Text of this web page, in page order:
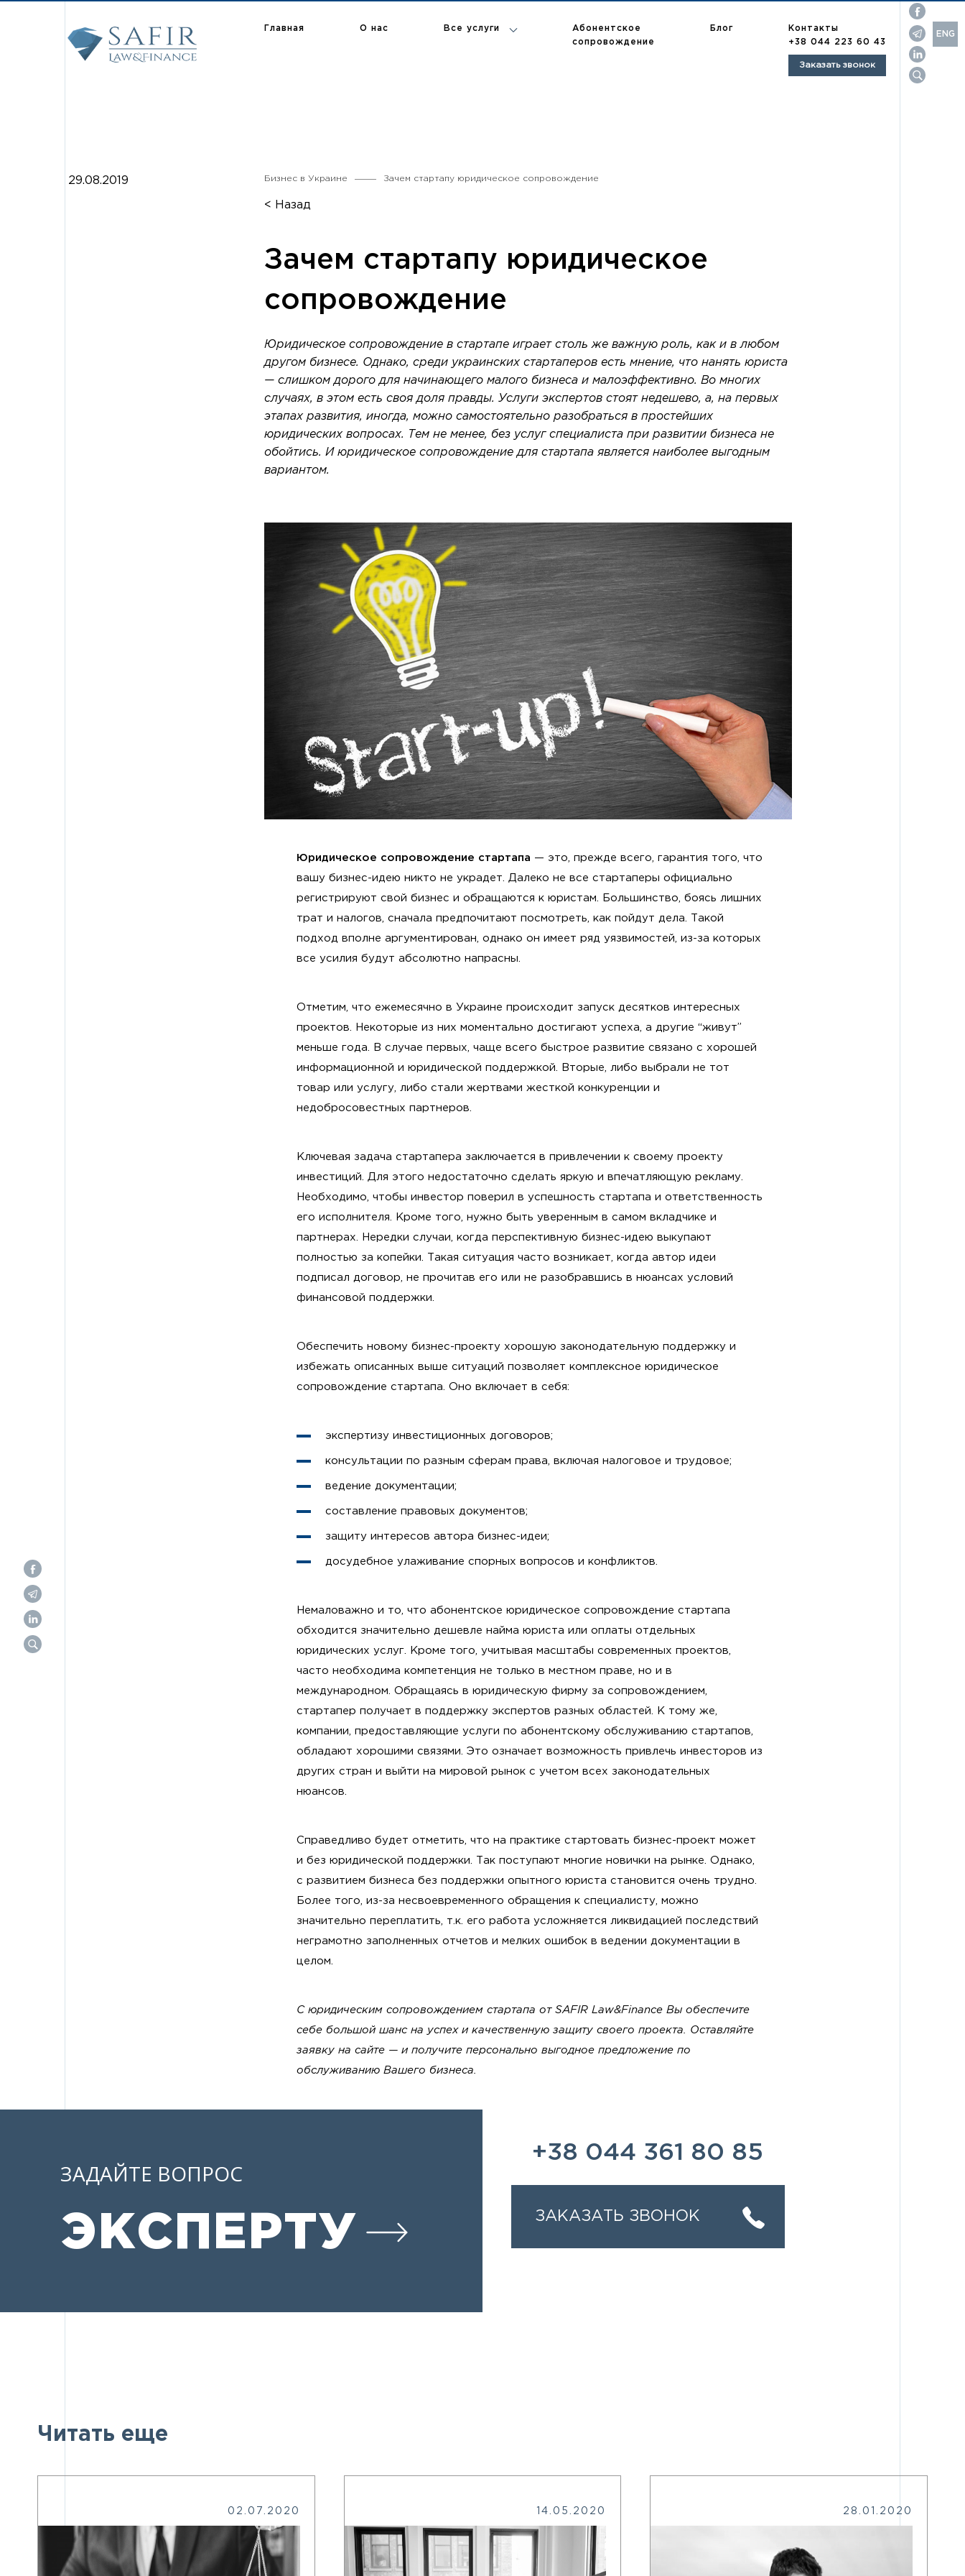
Главная О нас Все услуги
Абонентское
сопровождение
Блог
Контакты
+38 044 223 60 43
Заказать звонок
ENG
29.08.2019 Бизнес в Украине Зачем стартапу юридическое сопровождение
< Назад
Зачем стартапу юридическое
сопровождение
Юридическое сопровождение в стартапе играет столь же важную роль, как и в любом
другом бизнесе. Однако, среди украинских стартаперов есть мнение, что нанять юриста
— слишком дорого для начинающего малого бизнеса и малоэффективно. Во многих
случаях, в этом есть своя доля правды. Услуги экспертов стоят недешево, а, на первых
этапах развития, иногда, можно самостоятельно разобраться в простейших
юридических вопросах. Тем не менее, без услуг специалиста при развитии бизнеса не
обойтись. И юридическое сопровождение для стартапа является наиболее выгодным
вариантом.
Юридическое сопровождение стартапа — это, прежде всего, гарантия того, что
вашу бизнес-идею никто не украдет. Далеко не все стартаперы официально
регистрируют свой бизнес и обращаются к юристам. Большинство, боясь лишних
трат и налогов, сначала предпочитают посмотреть, как пойдут дела. Такой
подход вполне аргументирован, однако он имеет ряд уязвимостей, из-за которых
все усилия будут абсолютно напрасны.
Отметим, что ежемесячно в Украине происходит запуск десятков интересных
проектов. Некоторые из них моментально достигают успеха, а другие “живут”
меньше года. В случае первых, чаще всего быстрое развитие связано с хорошей
информационной и юридической поддержкой. Вторые, либо выбрали не тот
товар или услугу, либо стали жертвами жесткой конкуренции и
недобросовестных партнеров.
Ключевая задача стартапера заключается в привлечении к своему проекту
инвестиций. Для этого недостаточно сделать яркую и впечатляющую рекламу.
Необходимо, чтобы инвестор поверил в успешность стартапа и ответственность
его исполнителя. Кроме того, нужно быть уверенным в самом вкладчике и
партнерах. Нередки случаи, когда перспективную бизнес-идею выкупают
полностью за копейки. Такая ситуация часто возникает, когда автор идеи
подписал договор, не прочитав его или не разобравшись в нюансах условий
финансовой поддержки.
Обеспечить новому бизнес-проекту хорошую законодательную поддержку и
избежать описанных выше ситуаций позволяет комплексное юридическое
сопровождение стартапа. Оно включает в себя:
экспертизу инвестиционных договоров;
консультации по разным сферам права, включая налоговое и трудовое;
ведение документации;
составление правовых документов;
защиту интересов автора бизнес-идеи;
досудебное улаживание спорных вопросов и конфликтов.
Немаловажно и то, что абонентское юридическое сопровождение стартапа
обходится значительно дешевле найма юриста или оплаты отдельных
юридических услуг. Кроме того, учитывая масштабы современных проектов,
часто необходима компетенция не только в местном праве, но и в
международном. Обращаясь в юридическую фирму за сопровождением,
стартапер получает в поддержку экспертов разных областей. К тому же,
компании, предоставляющие услуги по абонентскому обслуживанию стартапов,
обладают хорошими связями. Это означает возможность привлечь инвесторов из
других стран и выйти на мировой рынок с учетом всех законодательных
нюансов.
Справедливо будет отметить, что на практике стартовать бизнес-проект может
и без юридической поддержки. Так поступают многие новички на рынке. Однако,
с развитием бизнеса без поддержки опытного юриста становится очень трудно.
Более того, из-за несвоевременного обращения к специалисту, можно
значительно переплатить, т.к. его работа усложняется ликвидацией последствий
неграмотно заполненных отчетов и мелких ошибок в ведении документации в
целом.
С юридическим сопровождением стартапа от SAFIR Law&Finance Вы обеспечите
себе большой шанс на успех и качественную защиту своего проекта. Оставляйте
заявку на сайте — и получите персонально выгодное предложение по
обслуживанию Вашего бизнеса.
ЗАДАЙТЕ ВОПРОС
ЭКСПЕРТУ
+38 044 361 80 85
ЗАКАЗАТЬ ЗВОНОК
Читать еще
02.07.2020 14.05.2020 28.01.2020